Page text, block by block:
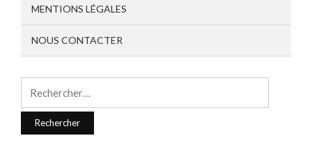
MENTIONS LÉGALES
NOUS CONTACTER